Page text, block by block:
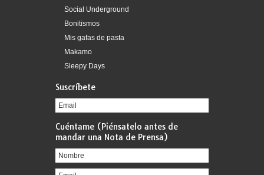
Social Underground
Bonitismos
Mis gafas de pasta
Makamo
Sleepy Days
Suscríbete
Cuéntame (Piénsatelo antes de
mandar una Nota de Prensa)